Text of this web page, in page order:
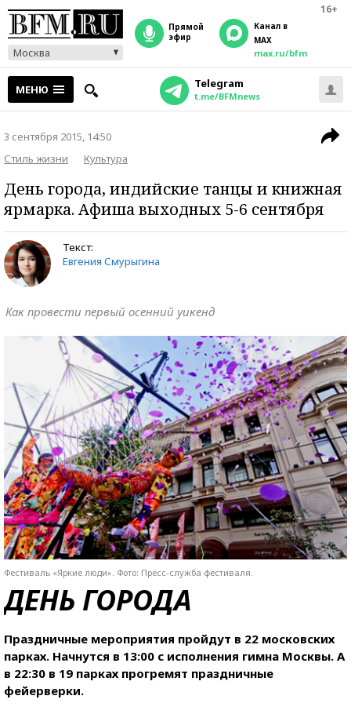
16+
Москва
прямой
эфир
Канал в
MAX
max.ru/bfm
МЕНЮ Telegram
t.me/BFMnews
3 сентября 2015, 14:50
Стиль жизни
Культура
День города, индийские танцы и книжная
ярмарка. Афиша выходных 5-6 сентября
Текст:
Евгения Смурыгина
Как провести первый осенний уикенд
Фестиваль «Яркие люди». Фото: Пресс-служба фестиваля.
ДЕНЬ ГОРОДА
Праздничные мероприятия пройдут в 22 московских
парках. Начнутся в 13:00 с исполнения гимна Москвы. А
в 22:30 в 19 парках прогремят праздничные
фейерверки.